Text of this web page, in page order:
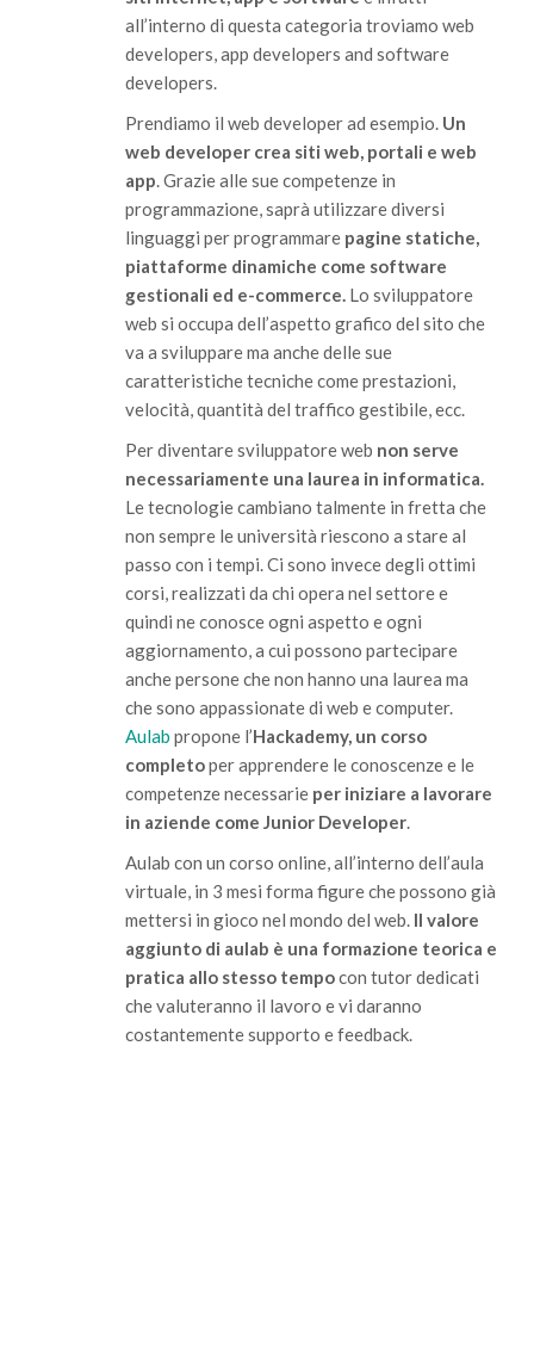
all’interno di questa categoria troviamo web
developers, app developers and software
developers.
Prendiamo il web developer ad esempio. Un
web developer crea siti web, portali e web
app. Grazie alle sue competenze in
programmazione, saprà utilizzare diversi
linguaggi per programmare pagine statiche,
piattaforme dinamiche come software
gestionali ed e-commerce. Lo sviluppatore
web si occupa dell’aspetto grafico del sito che
va a sviluppare ma anche delle sue
caratteristiche tecniche come prestazioni,
velocità, quantità del traffico gestibile, ecc.
Per diventare sviluppatore web non serve
necessariamente una laurea in informatica.
Le tecnologie cambiano talmente in fretta che
non sempre le università riescono a stare al
passo con i tempi. Ci sono invece degli ottimi
corsi, realizzati da chi opera nel settore e
quindi ne conosce ogni aspetto e ogni
aggiornamento, a cui possono partecipare
anche persone che non hanno una laurea ma
che sono appassionate di web e computer.
Aulab propone l’Hackademy, un corso
completoper apprendere le conoscenze e le
competenze necessarie per iniziare a lavorare
in aziende come Junior Developer.
Aulab con un corso online, all’interno dell’aula
virtuale, in 3 mesi forma figure che possono già
mettersi in gioco nel mondo del web. Il valore
aggiunto di aulab è una formazione teorica e
pratica allo stesso tempocon tutor dedicati
che valuteranno il lavoro e vi daranno
costantemente supporto e feedback.